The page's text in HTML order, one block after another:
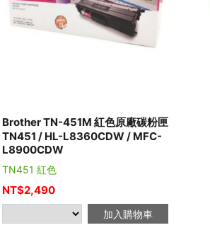
Brother TN-451M 紅色原廠碳粉匣
TN451 / HL-L8360CDW / MFC-
L8900CDW
TN451 紅色
NT$2,490
加入購物車